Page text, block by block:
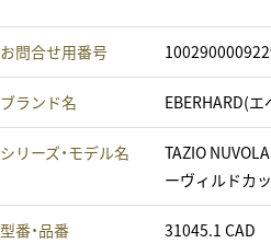
お問合せ用番号
ブランド名 EBERHARD(
シリーズ・モデル名
TAZIO
ーヴィルドカ
型番・品番 31045.1 CAD